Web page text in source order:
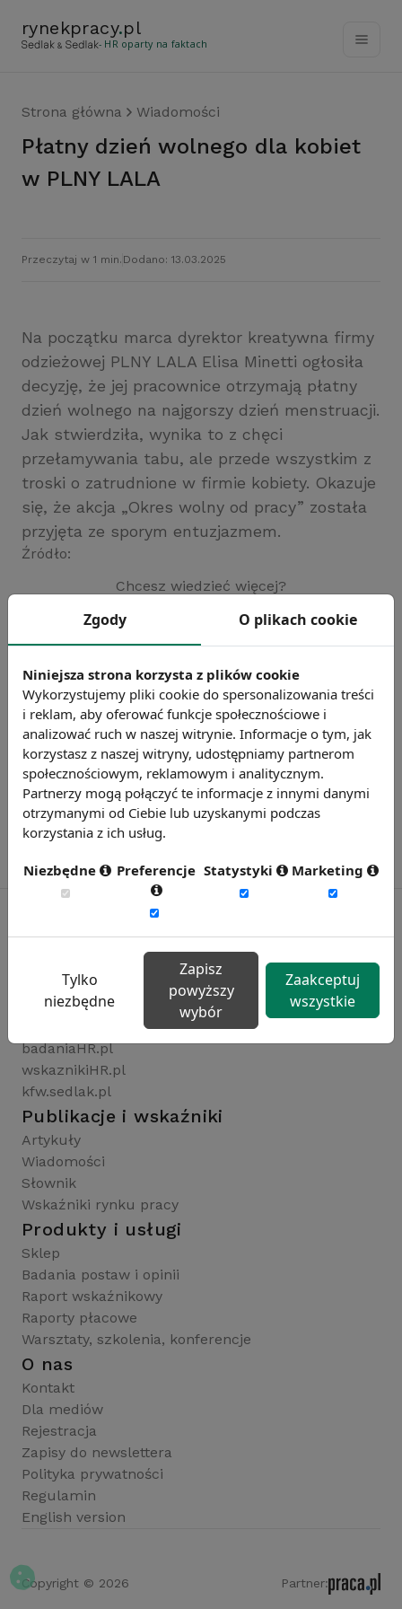
rynekpracy.pl
- HR oparty na faktach
Strona główna Wiadomości
Płatny dzień wolnego dla kobiet
w PLNY LALA
Przeczytaj w 1 min. Dodano: 13.03.2025
Na początku marca dyrektor kreatywna firmy
odzieżowej PLNY LALA Elisa Minetti ogłosiła
decyzję, że jej pracownice otrzymają płatny
dzień wolnego na najgorszy dzień menstruacji.
Jak stwierdziła, wynika to z chęci
przełamywania tabu, ale przede wszystkim z
troski o zatrudnione w firmie kobiety. Okazuje
się, że akcja „Okres wolny od pracy” została
przyjęta ze sporym entuzjazmem.
Źródło:
Chcesz wiedzieć więcej?
Rynekpracy.pl
sedlak.pl
wynagrodzenia.pl
raportyplacowe.pl
badaniaHR.pl
wskaznikiHR.pl
kfw.sedlak.pl
Publikacje i wskaźniki
Artykuły
Wiadomości
Słownik
Wskaźniki rynku pracy
Produkty i usługi
Sklep
Badania postaw i opinii
Raport wskaźnikowy
Raporty płacowe
Warsztaty, szkolenia, konferencje
O nas
Kontakt
Dla mediów
Rejestracja
Zapisy do newslettera
Polityka prywatności
Regulamin
English version
Copyright © 2026 Partner:
Zgody O plikach cookie
Niniejsza strona korzysta z plików cookie
Wykorzystujemy pliki cookie do spersonalizowania treści
i reklam, aby oferować funkcje społecznościowe i
analizować ruch w naszej witrynie. Informacje o tym, jak
korzystasz z naszej witryny, udostępniamy partnerom
społecznościowym, reklamowym i analitycznym.
Partnerzy mogą połączyć te informacje z innymi danymi
otrzymanymi od Ciebie lub uzyskanymi podczas
korzystania z ich usług.
Niezbędne Preferencje Statystyki Marketing
Tylko
niezbędne
Zapisz
powyższy
wybór
Zaakceptuj
wszystkie